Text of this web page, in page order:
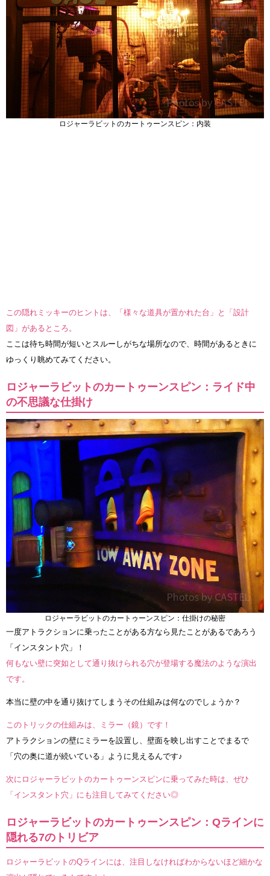
ロジャーラビットのカートゥーンスピン：内装
この隠れミッキーのヒントは、「様々な道具が置かれた台」と「設計
図」があるところ。
ここは待ち時間が短いとスルーしがちな場所なので、時間があるときに
ゆっくり眺めてみてください。
ロジャーラビットのカートゥーンスピン：ライド中
の不思議な仕掛け
ロジャーラビットのカートゥーンスピン：仕掛けの秘密
一度アトラクションに乗ったことがある方なら見たことがあるであろう
「インスタント穴」！
何もない壁に突如として通り抜けられる穴が登場する魔法のような演出
です。
本当に壁の中を通り抜けてしまうその仕組みは何なのでしょうか？
このトリックの仕組みは、ミラー（鏡）です！
アトラクションの壁にミラーを設置し、壁面を映し出すことでまるで
「穴の奥に道が続いている」ように見えるんです♪
次にロジャーラビットのカートゥーンスピンに乗ってみた時は、ぜひ
「インスタント穴」にも注目してみてください◎
ロジャーラビットのカートゥーンスピン：Qラインに
隠れる7のトリビア
ロジャーラビットのQラインには、注目しなければわからないほど細かな